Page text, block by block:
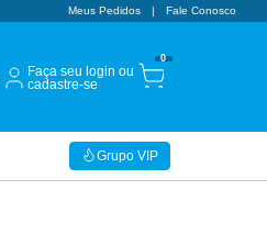
Meus Pedidos Fale Conosco
Faça seu login ou
cadastre-se
0
Grupo VIP